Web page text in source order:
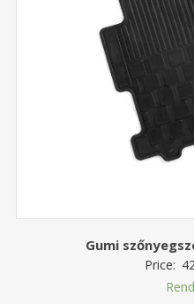
Gumi
Price: